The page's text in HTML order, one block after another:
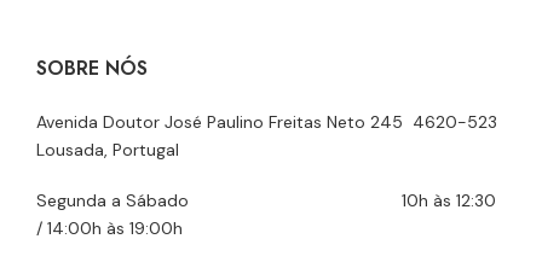
SOBRE NÓS
Avenida Doutor José Paulino Freitas Neto 245 4620-523
Lousada, Portugal
Segunda a Sábado 10h às 12:30
/ 14:00h às 19:00h